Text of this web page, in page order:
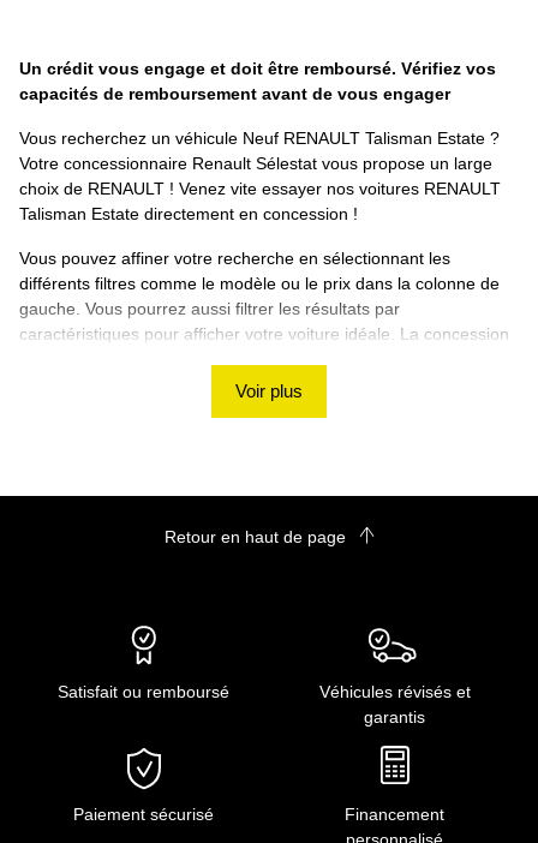
Un crédit vous engage et doit être remboursé. Vérifiez vos
capacités de remboursement avant de vous engager
Vous recherchez un véhicule Neuf RENAULT Talisman Estate ?
Votre concessionnaire Renault Sélestat vous propose un large
choix de RENAULT ! Venez vite essayer nos voitures RENAULT
Talisman Estate directement en concession !
Vous pouvez affiner votre recherche en sélectionnant les
différents filtres comme le modèle ou le prix dans la colonne de
gauche. Vous pourrez aussi filtrer les résultats par
caractéristiques pour afficher votre voiture idéale. La concession
Talisman Estate Neuf ! Si vous ne trouvez pas de véhicule
Renault Sélestat
Voir plus
Retour en haut de page
Satisfait ou remboursé
Véhicules révisés et
garantis
Paiement sécurisé
Financement